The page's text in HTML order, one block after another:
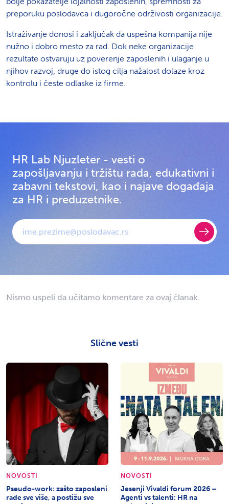
preporuku poslodavca i dugoročne održivosti organizacije.
Istraživanje donosi i zaključak da uspešna kompanija nije
nužno i dobro mesto za rad. Dok neke organizacije
rezultate ostvaruju uz poverenje zaposlenih i ulaganje u
njihov razvoj, druge do istog cilja nažalost dolaze kroz
kontrolu i česte odlaske iz firme.
HR Lab Njuzleter - vesti o
zapošljavanju i tržištu rada, edukativni i
zabavni tekstovi, kao i najave događaja
za HR i preduzetnike.
E-mail
Nismo uspeli da učitamo komentare za ovaj članak.
Slične vesti
NOVOSTI
Pseudo-work: zašto zaposleni
rade sve više, a postižu sve
NOVOSTI
Jesenji Vivaldi forum 2026 –
Agenti vs talenti: HR na